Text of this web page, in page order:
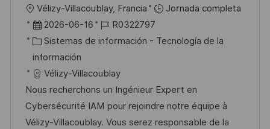
i
U
b
a
c
i
ó
Vélizy-Villacoublay, Francia
Jornada completa
F
e
c
h
a
d
e
2026-06-16
I
D
e
e
m
p
R0322797
C
a
t
e
g
o
Sistemas de información - Tecnología de la
información
Vélizy-Villacoublay
Nous recherchons un Ingénieur Expert en
Cybersécurité IAM pour rejoindre notre équipe à
Vélizy-Villacoublay. Vous serez responsable de la